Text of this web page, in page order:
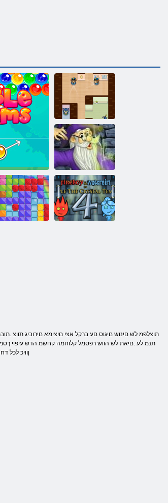
סמיי'ג ימומרעה
Magic גנו
תנמ לע .םיאת לש הווש רפסמל קלוחמה קחשמ הדש עיפוי ךסמה
ןוויכ לכל